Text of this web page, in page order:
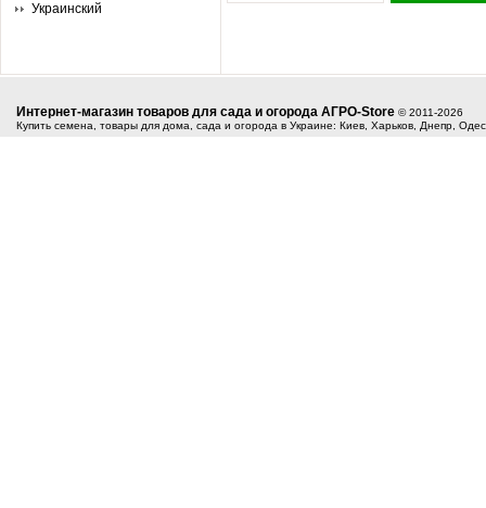
Украинский
Интернет-магазин товаров для сада и огорода АГРО-Store © 2011-2026
Купить семена, товары для дома, сада и огорода в Украине: Киев, Харьков, Днепр,